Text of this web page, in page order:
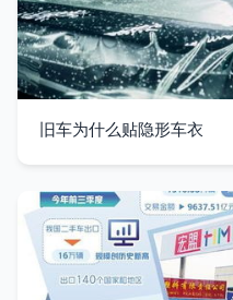
旧车为什么贴隐形车衣